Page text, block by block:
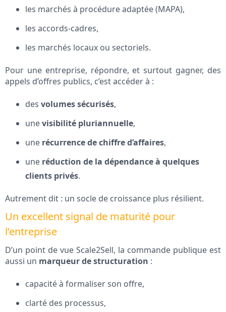
les marchés à procédure adaptée (MAPA),
les accords-cadres,
les marchés locaux ou sectoriels.
Pour une entreprise, répondre, et surtout gagner, des
appels d’offres publics, c’est accéder à :
des volumes sécurisés,
unevisibilité pluriannuelle,
une récurrence de chiffre d’affaires,
une réduction de la dépendance à quelques
clients privés.
Autrement dit : un socle de croissance plus résilient.
Un excellent signal de maturité pour
l’entreprise
D’un point de vue Scale2Sell, la commande publique est
aussi un marqueur de structuration :
capacité à formaliser son offre,
clarté des processus,